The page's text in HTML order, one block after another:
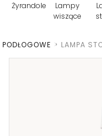
Żyrandole
Lampy
wiszące
PODŁOGOWE > LAMPA